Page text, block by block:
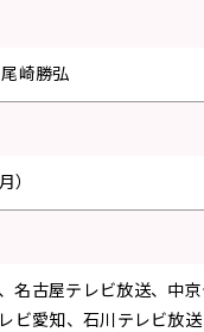
崎勝弘
）
名古屋テレビ放送、中京
ビ愛知、石川テレビ放送